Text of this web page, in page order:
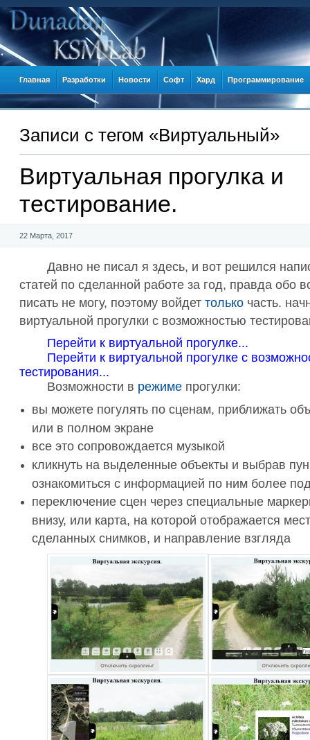
Главная Разработки Новости Софт Хард Программирование
Записи c тегом «Виртуальный»
Виртуальная прогулка и
тестирование.
22 Марта, 2017
Давно не писал я здесь, и вот решился
статей по сделанной работе за год, правда обо
писать не могу, поэтому войдет только часть.
виртуальной прогулки с возможностью
Перейти к виртуальной прогулке...
Перейти к виртуальной прогулке с
тестирования...
Возможности в режиме прогулки:
вы можете погулять по сценам, приближать
или в полном экране
все это сопровождается музыкой
кликнуть на выделенные объекты и выбрав
ознакомиться с информацией по ним более
переключение сцен через специальные
внизу, или карта, на которой отображается
сделанных снимков, и направление взгляда